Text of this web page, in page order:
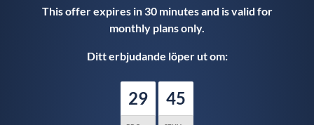
This offer expires in 30 minutes and is valid for
monthly plans only.
Ditt erbjudande löper ut om:
29 44